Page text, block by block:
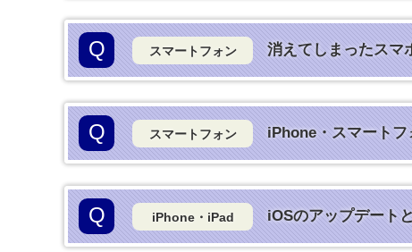
Q スマートフォン 消えてしまったスマ
Q スマートフォン iPhone・スマートフ
Q iPhone・iPad iOSのアップデート